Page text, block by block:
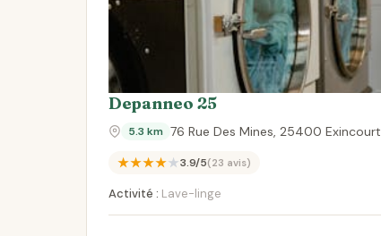
Depanneo 25
5.3 km 76 Rue Des Mines, 25400 Exincourt
★★★★★3.9/5(23 avis)
Activité : Lave-linge